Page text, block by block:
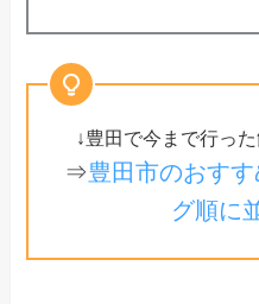
↓豊田で今まで行っ
⇒豊田市のおす
グ順に